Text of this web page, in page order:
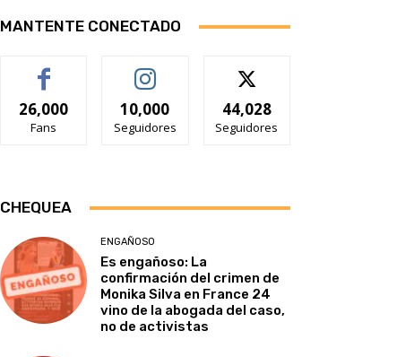
MANTENTE CONECTADO
26,000
Fans
10,000
Seguidores
44,028
Seguidores
CHEQUEA
ENGAÑOSO
Es engañoso: La
confirmación del crimen de
Monika Silva en France 24
vino de la abogada del caso,
no de activistas